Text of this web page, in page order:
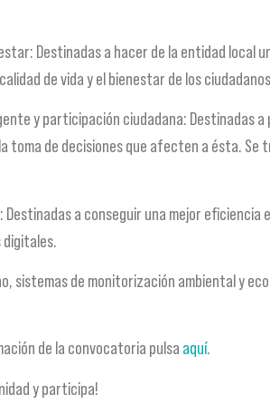
Destinadas a hacer de la entidad
de vida y el bienestar de los
y participación ciudadana: Destinadas
toma de decisiones que afecten a ésta.
a conseguir una mejor
sistemas de monitorización ambiental y
de la convocatoria pulsa aquí.
y participa!